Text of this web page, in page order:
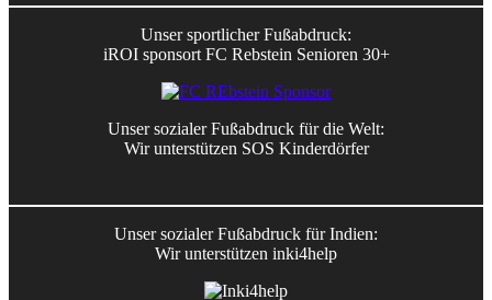
Unser sportlicher Fußabdruck:
iROI sponsort FC Rebstein Senioren 30+
Unser sozialer Fußabdruck für die Welt:
Wir unterstützen SOS Kinderdörfer
Unser sozialer Fußabdruck für Indien:
Wir unterstützen inki4help